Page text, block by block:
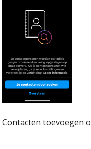
Contacten toevoegen